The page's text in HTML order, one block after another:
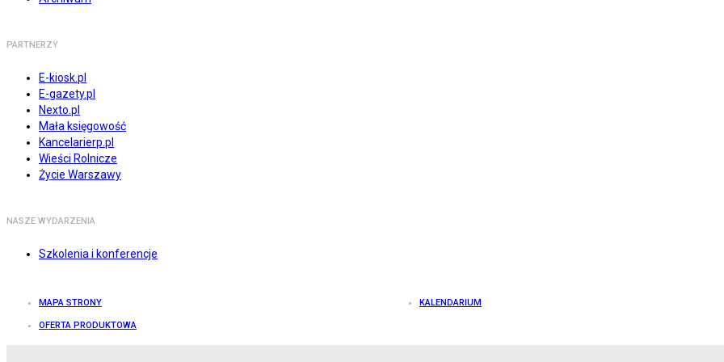
PARTNERZY
E-kiosk.pl
E-gazety.pl
Nexto.pl
Mała księgowość
Kancelarierp.pl
Wieści Rolnicze
Życie Warszawy
NASZE WYDARZENIA
Szkolenia i konferencje
MAPA STRONY KALENDARIUM
OFERTA PRODUKTOWA